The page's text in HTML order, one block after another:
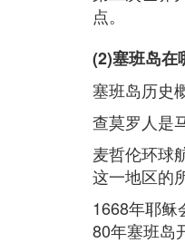
点。
(2)塞班岛在
塞班岛历史
查莫罗人是
麦哲伦环球
这一地区的
1668年耶稣
80年塞班岛